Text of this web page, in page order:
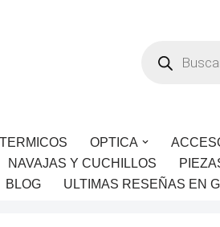
OPTICA
NAVAJAS Y CUCHILLOS
BLOG ULTIMAS RESEÑAS EN